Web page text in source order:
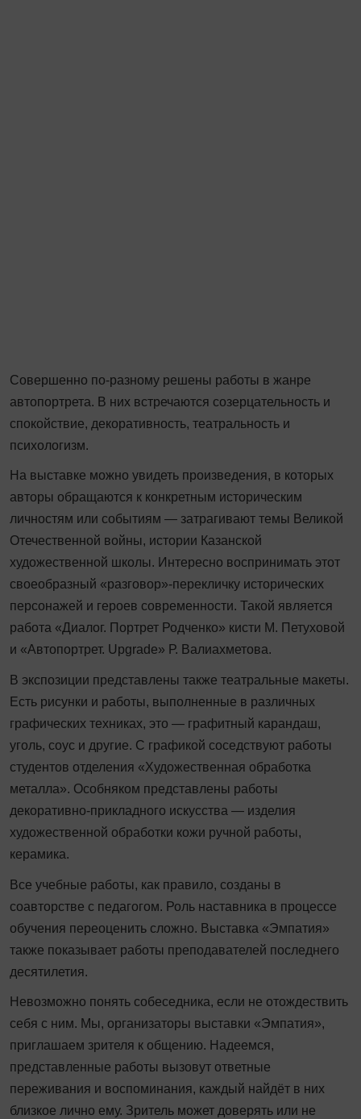
Совершенно по-разному решены работы в жанре
автопортрета. В них встречаются созерцательность и
спокойствие, декоративность, театральность и
психологизм.
На выставке можно увидеть произведения, в которых
авторы обращаются к конкретным историческим
личностям или событиям — затрагивают темы Великой
Отечественной войны, истории Казанской
художественной школы. Интересно воспринимать этот
своеобразный «разговор»‑перекличку исторических
персонажей и героев современности. Такой является
работа «Диалог. Портрет Родченко» кисти М. Петуховой
и «Автопортрет. Upgrade» Р. Валиахметова.
В экспозиции представлены также театральные макеты.
Есть рисунки и работы, выполненные в различных
графических техниках, это — графитный карандаш,
уголь, соус и другие. С графикой соседствуют работы
студентов отделения «Художественная обработка
металла». Особняком представлены работы
декоративно-прикладного искусства — изделия
художественной обработки кожи ручной работы,
керамика.
Все учебные работы, как правило, созданы в
соавторстве с педагогом. Роль наставника в процессе
обучения переоценить сложно. Выставка «Эмпатия»
также показывает работы преподавателей последнего
десятилетия.
Невозможно понять собеседника, если не отождествить
себя с ним. Мы, организаторы выставки «Эмпатия»,
приглашаем зрителя к общению. Надеемся,
представленные работы вызовут ответные
переживания и воспоминания, каждый найдёт в них
близкое лично ему. Зритель может доверять или не